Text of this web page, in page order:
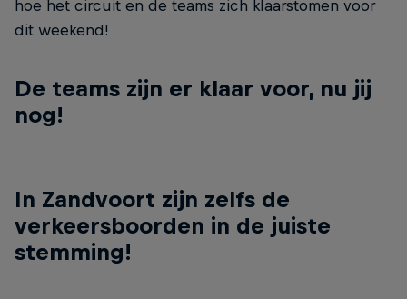
hoe het circuit en de teams zich klaarstomen voor
dit weekend!
De teams zijn er klaar voor, nu jij
nog!
In Zandvoort zijn zelfs de
verkeersboorden in de juiste
stemming!